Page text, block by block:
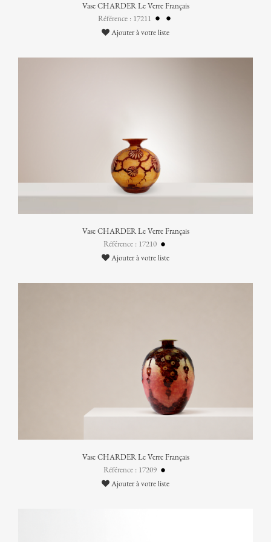
Vase CHARDER Le Verre Français
Référence : 17211
Ajouter à votre liste
Vase CHARDER Le Verre Français
Référence : 17210
Ajouter à votre liste
Vase CHARDER Le Verre Français
Référence : 17209
Ajouter à votre liste